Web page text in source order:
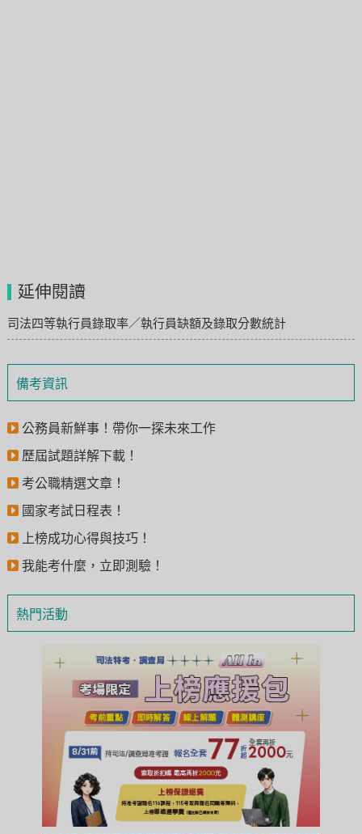
備考資訊
公務員新鮮事！帶你一探未來工作
歷屆試題詳解下載！
考公職精選文章！
國家考試日程表！
上榜成功心得與技巧！
我能考什麼，立即測驗！
熱門活動
延伸閱讀
司法四等執行員錄取率／執行員缺額及錄取分數統計